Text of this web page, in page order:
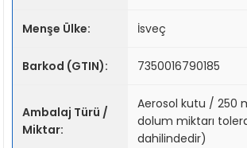
Menşe Ülke: İsveç
Barkod (GTIN): 7350016790185
Ambalaj Türü /
Miktar:
Aerosol kutu / 250
dolum miktarı
dahilindedir)